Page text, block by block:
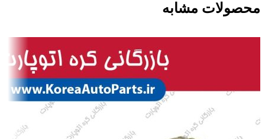
محصولات مشابه